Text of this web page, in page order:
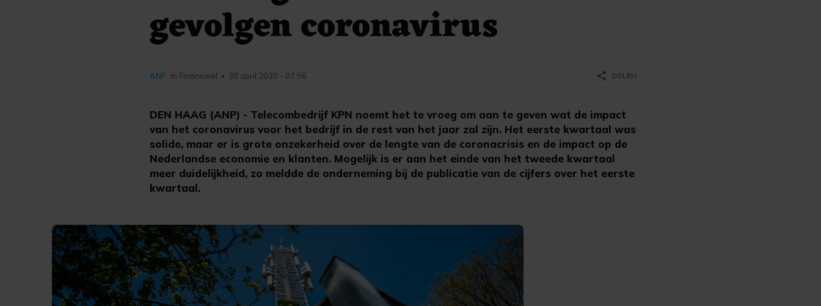
gevolgen coronavirus
DEN HAAG (ANP) - Telecombedrijf KPN noemt het te vroeg om aan te geven wat de impact
van het coronavirus voor het bedrijf in de rest van het jaar zal zijn. Het eerste kwartaal was
solide, maar er is grote onzekerheid over de lengte van de coronacrisis en de impact op de
Nederlandse economie en klanten. Mogelijk is er aan het einde van het tweede kwartaal
meer duidelijkheid, zo meldde de onderneming bij de publicatie van de cijfers over het eerste
kwartaal.
ANP in Financieel • 30 april 2020 - 07:56 share DELEN